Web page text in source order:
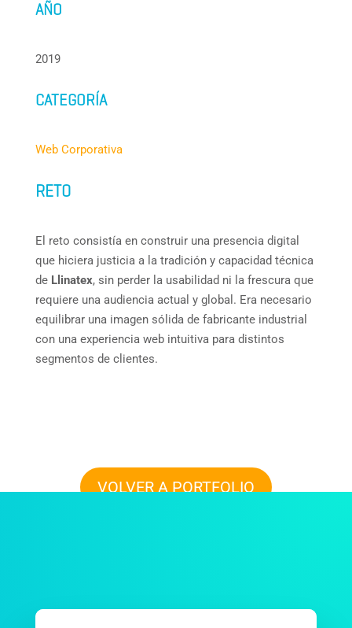
AÑO
2019
CATEGORÍA
Web Corporativa
RETO
El reto consistía en construir una presencia digital
que hiciera justicia a la tradición y capacidad técnica
de Llinatex, sin perder la usabilidad ni la frescura que
requiere una audiencia actual y global. Era necesario
equilibrar una imagen sólida de fabricante industrial
con una experiencia web intuitiva para distintos
segmentos de clientes.
VOLVER A PORTFOLIO